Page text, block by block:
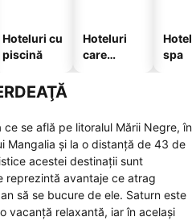
Hoteluri cu
piscină
Hoteluri
care
spa
se află pe litoralul Mării Negre, în
Mangalia și la o distanță de 43 de
acestei destinații sunt
reprezintă avantaje ce atrag
să se bucure de ele. Saturn este
vacanță relaxantă, iar în același